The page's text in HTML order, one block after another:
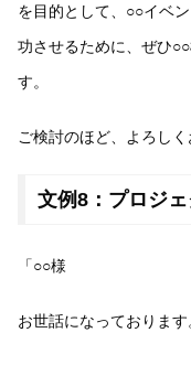
を目的として、○○イベ
功させるために、ぜひ
す。
ご検討のほど、よろしく
文例8：プロジ
「○○様
お世話になっておりま